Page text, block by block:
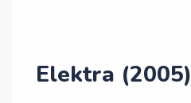
Elektra (2005)